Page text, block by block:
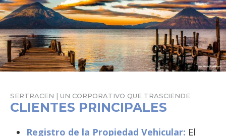
SERTRACEN | UN CORPORATIVO QUE TRASCIENDE
CLIENTES PRINCIPALES
Registro de la Propiedad Vehicular: El